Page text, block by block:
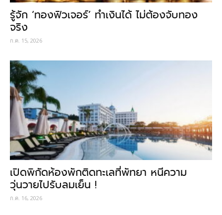
รู้จัก ‘ทองฟิวเจอร์’ ทำเงินได้ ไม่ต้องจับทอง
จริง
ก.ค. 15, 2026
เปิดพิกัดห้องพักติดทะเลที่พัทยา หนีความ
วุ่นวายไปรับลมเย็น !
ก.ค. 16, 2026